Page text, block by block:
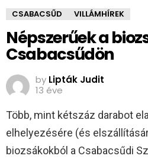
CSABACSŰD VILLÁMHÍREK
Népszerűek a
Csabacsűdön
by Lipták Judit
13 éve
Több, mint kétszáz darabot
elhelyezésére (és
biozsákokból a Csabacsűdi